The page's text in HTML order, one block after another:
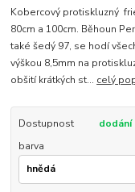
Kobercový protiskluzný
80cm a 100cm. Běhoun
také šedý 97, se hodí
výškou 8,5mm na
obšití krátkých st... celý
Dostupnost
dodání
barva